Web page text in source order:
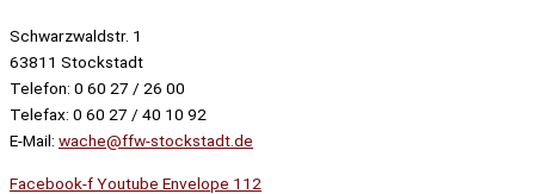
Schwarzwaldstr. 1
63811 Stockstadt
Telefon: 0 60 27 / 26 00
Telefax: 0 60 27 / 40 10 92
E-Mail: wache@ffw-stockstadt.de
Facebook-fYoutube Envelope 112